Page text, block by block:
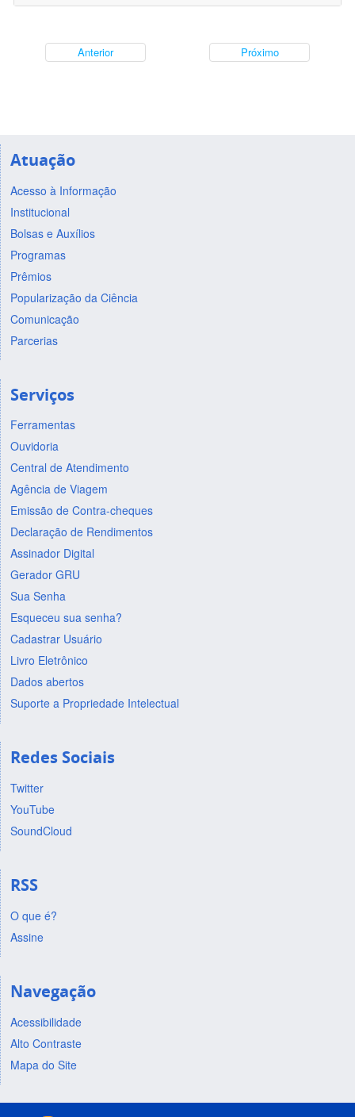
Anterior Próximo
Atuação
Acesso à Informação
Institucional
Bolsas e Auxílios
Programas
Prêmios
Popularização da Ciência
Comunicação
Parcerias
Serviços
Ferramentas
Ouvidoria
Central de Atendimento
Agência de Viagem
Emissão de Contra-cheques
Declaração de Rendimentos
Assinador Digital
Gerador GRU
Sua Senha
Esqueceu sua senha?
Cadastrar Usuário
Livro Eletrônico
Dados abertos
Suporte a Propriedade Intelectual
Redes Sociais
Twitter
YouTube
SoundCloud
RSS
O que é?
Assine
Navegação
Acessibilidade
Alto Contraste
Mapa do Site